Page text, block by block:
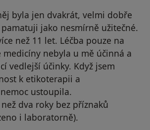
byla jen dvakrát, velmi dobře
pamatuji jako nesmírně užitečné.
než 11 let. Léčba pouze na
medicíny nebyla u mě účinná a
vedlejší účinky. Když jsem
k etikoterapii a
ustoupila.
dva roky bez příznaků
i laboratorně).